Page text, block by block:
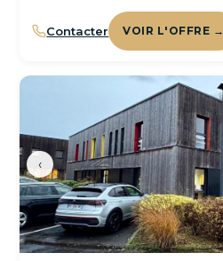
Contacter VOIR L'OFFRE →
‹